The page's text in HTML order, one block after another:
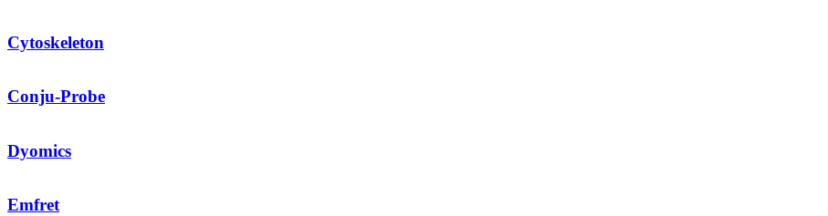
Cytoskeleton
Conju-Probe
Dyomics
Emfret